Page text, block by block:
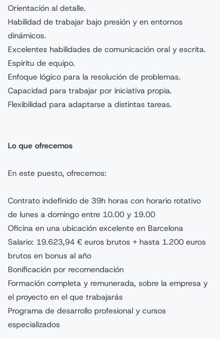
Orientación al detalle.
Habilidad de trabajar bajo presión y en entornos
dinámicos.
Excelentes habilidades de comunicación oral y escrita.
Espiritu de equipo.
Enfoque lógico para la resolución de problemas.
Capacidad para trabajar por iniciativa propia.
Flexibilidad para adaptarse a distintas tareas.
Lo que ofrecemos
En este puesto, ofrecemos:
Contrato indefinido de 39h horas con horario rotativo
de lunes a domingo entre 10.00 y 19.00
Oficina en una ubicación excelente en Barcelona
Salario: 19.623,94 € euros brutos + hasta 1.200 euros
brutos en bonus al año
Bonificación por recomendación
Formación completa y remunerada, sobre la empresa y
el proyecto en el que trabajarás
Programa de desarrollo profesional y cursos
especializados